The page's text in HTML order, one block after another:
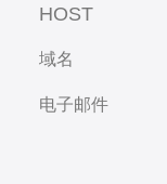
HOST
域名
电子邮件